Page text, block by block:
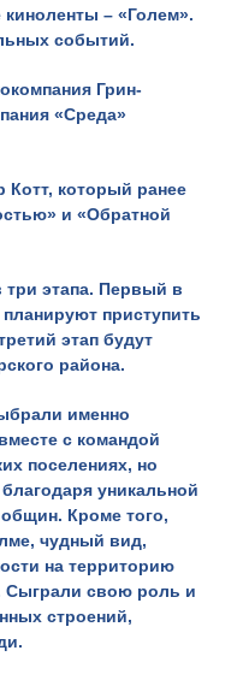
киноленты – «Голем».
событий.
Грин-
«Среда»
который ранее
и «Обратной
этапа. Первый в
приступить
этап будут
района.
именно
с командой
поселениях, но
уникальной
Кроме того,
чудный вид,
на территорию
Сыграли свою роль и
строений,